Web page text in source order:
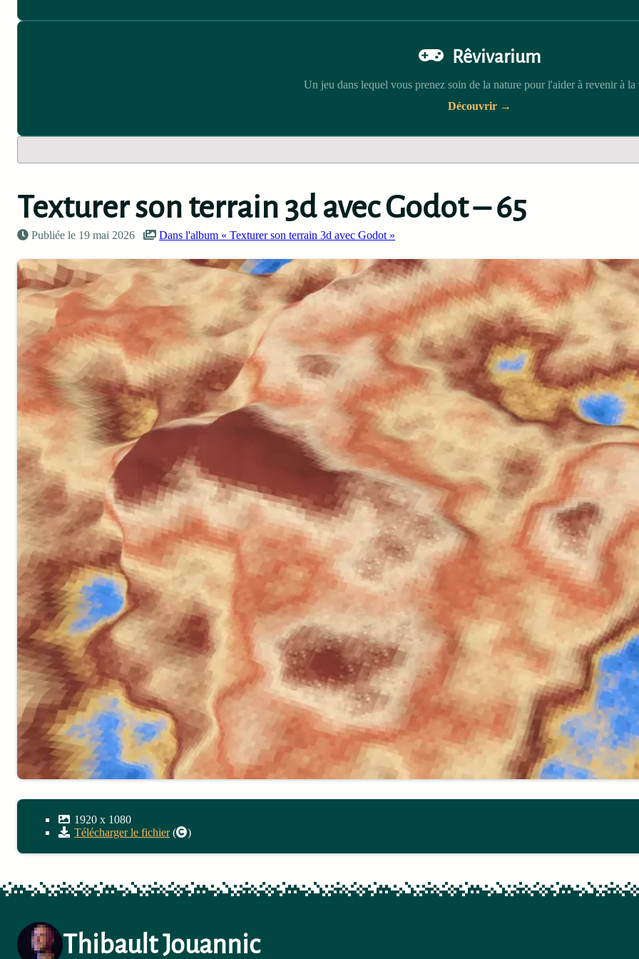
Rêvivarium
Un jeu dans lequel vous prenez soin de la nature pour l'aider à revenir à la
Découvrir →
Texturer son terrain 3d avec Godot – 65
Publiée le 19 mai 2026 Dans l'album « Texturer son terrain 3d avec Godot »
1920 x 1080
Télécharger le fichier( )
Thibault Jouannic